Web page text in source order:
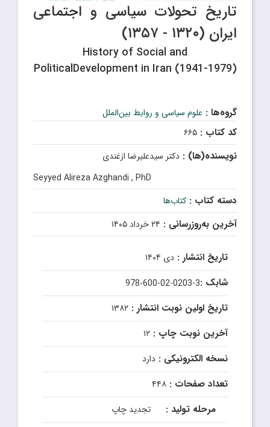
تاریخ تحولات سیاسی و اجتماعی
ایران (۱۳۲۰ - ۱۳۵۷)
History of Social and
PoliticalDevelopment in Iran (1941-1979)
گروه‌ها : علوم سیاسی و روابط بین‌الملل
کد کتاب : ۶۶۵
نویسنده(ها) : دکتر سیدعلیرضا ازغندى
Seyyed Alireza Azghandi , PhD
دسته کتاب : کتاب‌ها
آخرین به‌روزرسانی : ۲۴ خرداد ۱۴۰۵
تاریخ انتشار : دی ۱۴۰۴
شابک :978-600-02-0203-3
تاریخ اولین نوبت انتشار : ۱۳۸۲
آخرین نوبت چاپ : ۱۲
نسخه الکترونیکی : دارد
تعداد صفحات : ۴۴۸
مرحله تولید : تجدید چاپ